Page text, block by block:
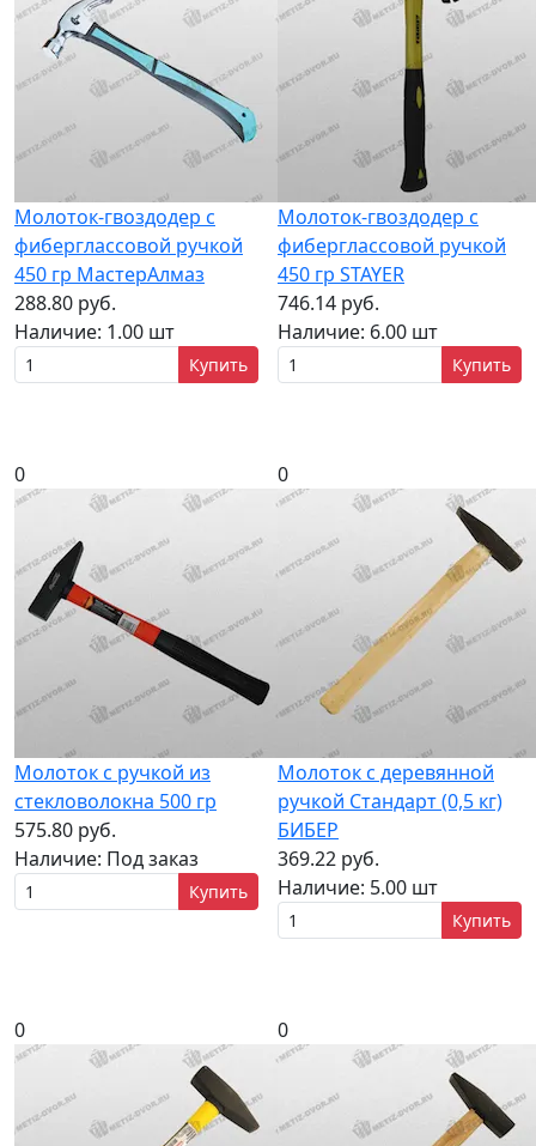
Молоток-гвоздодер с
фиберглассовой ручкой
450 гр МастерАлмаз
288.80 руб.
Наличие: 1.00 шт
Купить
Молоток-гвоздодер с
фиберглассовой ручкой
450 гр STAYER
746.14 руб.
Наличие: 6.00 шт
Купить
0
Молоток с ручкой из
стекловолокна 500 гр
575.80 руб.
Наличие: Под заказ
Купить
0
Молоток с деревянной
ручкой Стандарт (0,5 кг)
БИБЕР
369.22 руб.
Наличие: 5.00 шт
Купить
0 0